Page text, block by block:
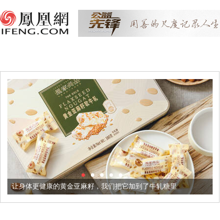
黄金亚麻籽，我们把它加到了牛轧糖里 被列入佛家七宝的